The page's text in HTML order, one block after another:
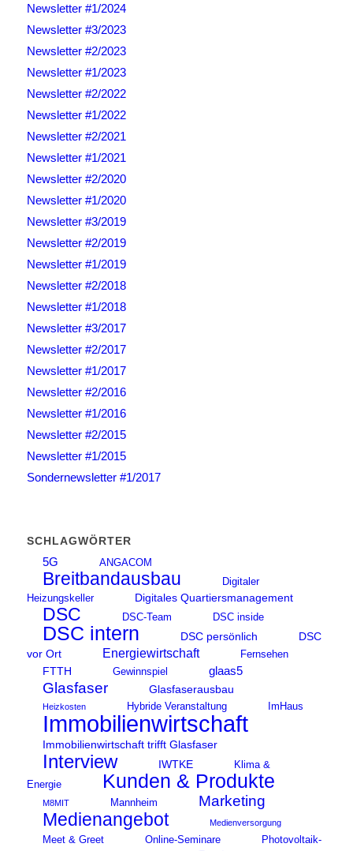
Newsletter #1/2024
Newsletter #3/2023
Newsletter #2/2023
Newsletter #1/2023
Newsletter #2/2022
Newsletter #1/2022
Newsletter #2/2021
Newsletter #1/2021
Newsletter #2/2020
Newsletter #1/2020
Newsletter #3/2019
Newsletter #2/2019
Newsletter #1/2019
Newsletter #2/2018
Newsletter #1/2018
Newsletter #3/2017
Newsletter #2/2017
Newsletter #1/2017
Newsletter #2/2016
Newsletter #1/2016
Newsletter #2/2015
Newsletter #1/2015
Sondernewsletter #1/2017
SCHLAGWÖRTER
5G ANGACOM
Breitbandausbau
Digitaler
Heizungskeller
Digitales Quartiersmanagement
DSC DSC-Team DSC inside
DSC intern DSC persönlich
DSC
vor Ort
Energiewirtschaft Fernsehen
FTTH Gewinnspiel glaas5
Glasfaser Glasfaserausbau
Heizkosten Hybride Veranstaltung ImHaus
Immobilienwirtschaft
Immobilienwirtschaft trifft Glasfaser
Interview IWTKE
Klima &
Energie
Kunden & Produkte
M8MIT Mannheim Marketing
Medienangebot Medienversorgung
Meet & Greet Online-Seminare
Photovoltaik-